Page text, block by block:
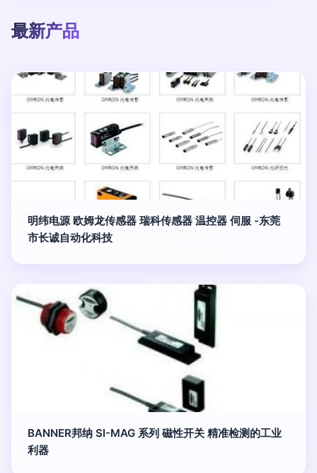
最新产品
明纬电源 欧姆龙传感器 瑞科传感器 温控器 伺服 -东莞
市长诚自动化科技
BANNER邦纳 SI-MAG 系列 磁性开关 精准检测的工业
利器